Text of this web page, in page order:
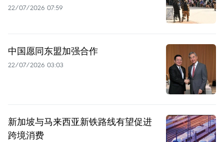
22/07/2026 07:59
中国愿同东盟加强合作
22/07/2026 03:03
新加坡与马来西亚新铁路线有望促进
跨境消费